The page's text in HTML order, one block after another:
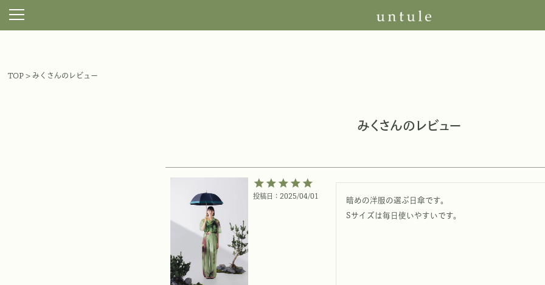
TOP みくさんのレビュー
みくさんのレビュー
投稿日 2025/04/01
暗めの洋服の選ぶ日傘です。
Sサイズは毎日使いやすいです。